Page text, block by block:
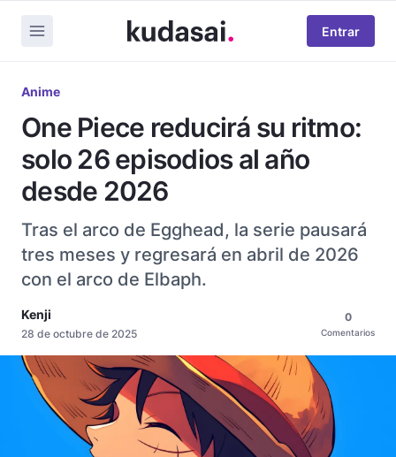
Entrar
Anime
One Piece reducirá su ritmo:
solo 26 episodios al año
desde 2026
Tras el arco de Egghead, la serie pausará
tres meses y regresará en abril de 2026
con el arco de Elbaph.
Kenji
28 de octubre de 2025
0
Comentarios